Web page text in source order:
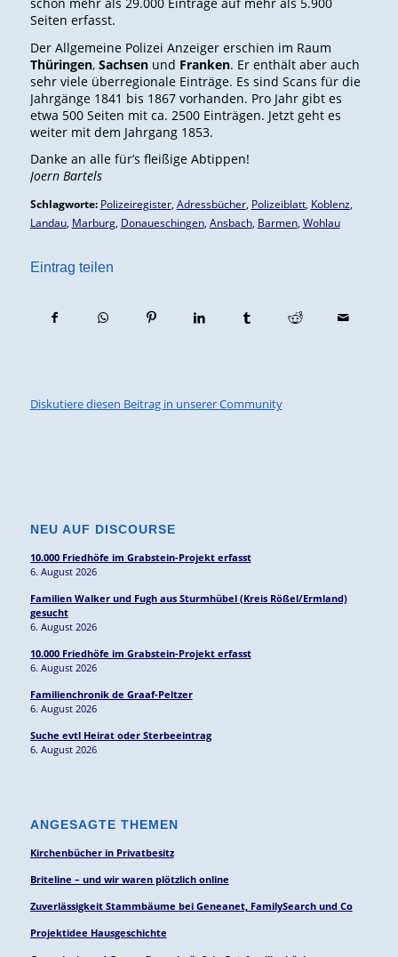
Seiten erfasst.
Der Allgemeine Polizei Anzeiger erschien im Raum
Thüringen, Sachsen und Franken. Er enthält aber auch
sehr viele überregionale Einträge. Es sind Scans für die
Jahrgänge 1841 bis 1867 vorhanden. Pro Jahr gibt es
etwa 500 Seiten mit ca. 2500 Einträgen. Jetzt geht es
weiter mit dem Jahrgang 1853.
Danke an alle für’s fleißige Abtippen!
Joern Bartels
Schlagworte: Polizeiregister, Adressbücher, Polizeiblatt, Koblenz,
Landau, Marburg, Donaueschingen, Ansbach, Barmen, Wohlau
Eintrag teilen
Diskutiere diesen Beitrag in unserer Community
NEU AUF DISCOURSE
10.000 Friedhöfe im Grabstein-Projekt erfasst
6. August 2026
Familien Walker und Fugh aus Sturmhübel (Kreis Rößel/Ermland)
gesucht
6. August 2026
10.000 Friedhöfe im Grabstein-Projekt erfasst
6. August 2026
Familienchronik de Graaf-Peltzer
6. August 2026
Suche evtl Heirat oder Sterbeeintrag
6. August 2026
ANGESAGTE THEMEN
Kirchenbücher in Privatbesitz
Briteline – und wir waren plötzlich online
Zuverlässigkeit Stammbäume bei Geneanet, FamilySearch und Co
Projektidee Hausgeschichte